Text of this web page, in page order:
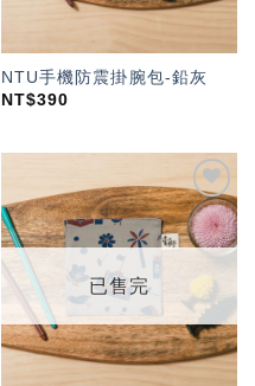
NTU手機防震掛腕包-鉛灰
NT$390
加入
「願
望輕
已售完